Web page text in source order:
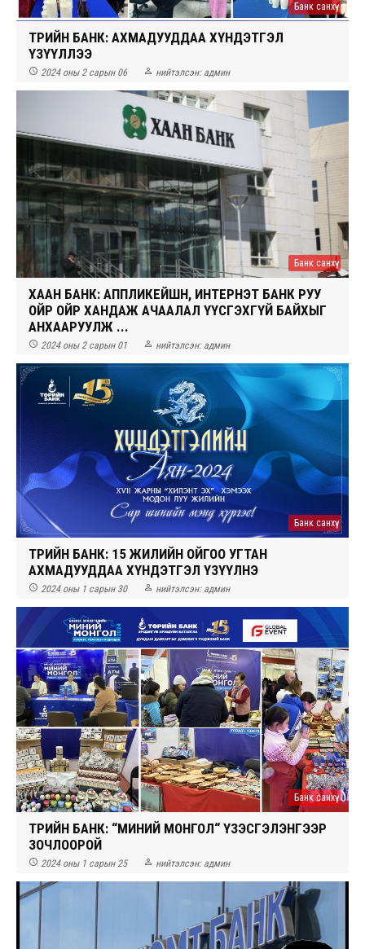
Банк санхүү
ТӨРИЙН БАНК: АХМАДУУДДАА ХҮНДЭТГЭЛ
ҮЗҮҮЛЛЭЭ
 2024 оны 2 сарын 06  нийтэлсэн: админ
Банк санхүү
ХААН БАНК: АППЛИКЕЙШН, ИНТЕРНЭТ БАНК РУУ
ОЙР ОЙР ХАНДАЖ АЧААЛАЛ ҮҮСГЭХГҮЙ БАЙХЫГ
АНХААРУУЛЖ ...
 2024 оны 2 сарын 01  нийтэлсэн: админ
Банк санхүү
ТӨРИЙН БАНК: 15 ЖИЛИЙН ОЙГОО УГТАН
АХМАДУУДДАА ХҮНДЭТГЭЛ ҮЗҮҮЛНЭ
 2024 оны 1 сарын 30  нийтэлсэн: админ
Банк санхүү
ТӨРИЙН БАНК: “МИНИЙ МОНГОЛ“ ҮЗЭСГЭЛЭНГЭЭР
ЗОЧЛООРОЙ
 2024 оны 1 сарын 25  нийтэлсэн: админ